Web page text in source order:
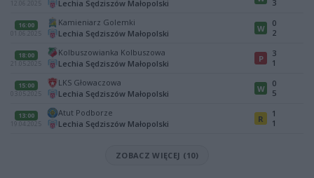
12.06.2025
Lechia Sędziszów Małopolski
3
16:00
01.06.2025
Kamieniarz Golemki
Lechia Sędziszów Małopolski
W
0
2
18:00
21.05.2025
Kolbuszowianka Kolbuszowa
Lechia Sędziszów Małopolski
P
3
1
15:00
03.05.2025
LKS Głowaczowa
Lechia Sędziszów Małopolski
W
0
5
13:00
19.04.2025
Atut Podborze
Lechia Sędziszów Małopolski
R
1
1
ZOBACZ WIĘCEJ (10)